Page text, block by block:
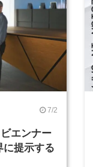
7/2
エンナー
提示する